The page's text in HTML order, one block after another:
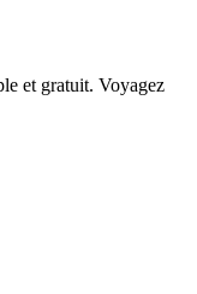
et gratuit. Voyagez